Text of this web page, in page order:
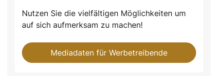
Nutzen Sie die vielfältigen Möglichkeiten um
auf sich aufmerksam zu machen!
Mediadaten für Werbetreibende